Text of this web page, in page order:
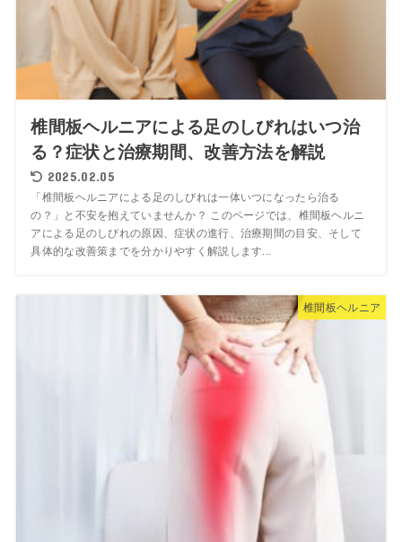
椎間板ヘルニアによる足のしびれはいつ治
る？症状と治療期間、改善方法を解説
2025.02.05
「椎間板ヘルニアによる足のしびれは一体いつになったら治る
の？」と不安を抱えていませんか？ このページでは、椎間板ヘルニ
アによる足のしびれの原因、症状の進行、治療期間の目安、そして
具体的な改善策までを分かりやすく解説します...
椎間板ヘルニア